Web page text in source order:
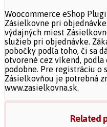
Woocommerce eShop
Zásielkovne pri
výdajných miest
služieb pri objednávke.
pobočky podľa toho, či sa
otvorené cez víkend, podla
podobne. Pre registráciu o
Zásielkovňou je potrebná
www.zasielkovna.sk.
Related